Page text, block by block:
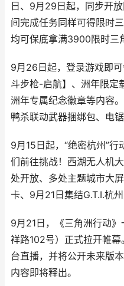
日、9月29日起，同步开
间完成任务同样可得限时
均可保底拿满3900限时三
9月26日起，登录游戏即
斗步枪-启航】、洲年限定
洲年专属纪念徽章等内容
鸭杀联动武器捆绑包、电
9月15日起，“绝密杭州”
们前往挑战！西湖无人机
处开放、多处主题城市大
卡、9月21日集结G.T.I.杭
9月21日，《三角洲行动
祥路102号）正式拉开帷
台直播，并将公开未来版
内容即将释出。